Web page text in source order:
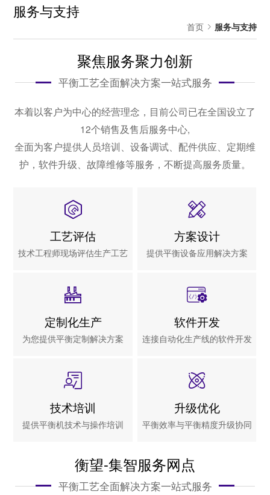
服务与支持
首页 服务与支持
聚焦服务聚力创新
平衡工艺全面解决方案一站式服务
本着以客户为中心的经营理念，目前公司已在全国设立了
12个销售及售后服务中心,
全面为客户提供人员培训、设备调试、配件供应、定期维
护，软件升级、故障维修等服务，不断提高服务质量。
工艺评估
技术工程师现场评估生产工艺
方案设计
提供平衡设备应用解决方案
定制化生产
为您提供平衡定制解决方案
软件开发
连接自动化生产线的软件开发
技术培训
提供平衡机技术与操作培训
升级优化
平衡效率与平衡精度升级协同
衡望-集智服务网点
平衡工艺全面解决方案一站式服务